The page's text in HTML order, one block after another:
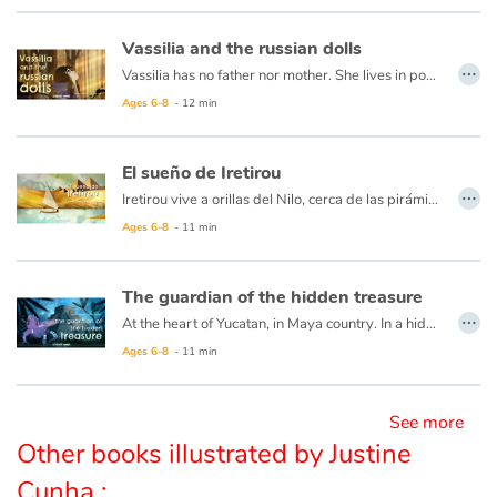
Vassilia and the russian dolls
Vassilia has no father nor mother. She lives in poverty, working hard without losing her kindness. One day, to thank for helping her, an old hunchback gives her a piece of wood and says these words: "Knock three times on the small wood and Mamouschka will appear ..." With Mamouschka, the magical doll, the life of Vassilia will never be the same, especially since a Russian doll often hides another ... and another ... and another!
Ages 6-8 - 12 min
…
El sueño de Iretirou
Iretirou vive a orillas del Nilo, cerca de las pirámides. Su padre hace hermosos papiros que ella lleva todos los días a la escuela de escribas en el palacio del Faraón. Fascinada por los jeroglíficos en los preciosos rollos, Iretirou tiene el sueño secreto de convertirse en una escriba también. Pero solo a los hombres se les permite... Cuando el rosal favorito del Faraón deja de florecer misteriosamente, se ofrece una recompensa a quien pueda curarlo. ¡Iretirou debe aprovechar la oportunidad!
Ages 6-8 - 11 min
…
The guardian of the hidden treasure
At the heart of Yucatan, in Maya country. In a hidden cenote lives a mysterious creature, treasure guardian of an ancient lost civilization. In the darkness he eagerly awaits the passage of the sun whose rays can reach the depths of his cave only once a year. This day is approaching and this time the creature is determined to do everything to keep this light that warms and allows him to enjoy his treasures ... But can man capture the sun? And even more keep it?
Ages 6-8 - 11 min
…
See more
Other books illustrated by Justine